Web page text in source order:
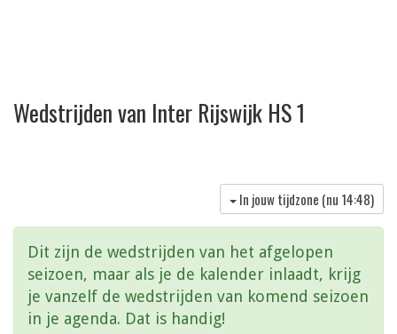
Wedstrijden van Inter Rijswijk HS 1
In jouw tijdzone (nu 14:48)
Dit zijn de wedstrijden van het afgelopen
seizoen, maar als je de kalender inlaadt, krijg
je vanzelf de wedstrijden van komend seizoen
in je agenda. Dat is handig!